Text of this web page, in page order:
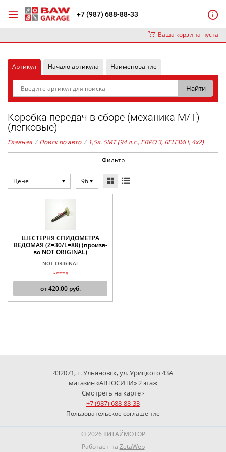
+7 (987) 688-88-33
Ваша корзина пуста
Артикул Начало артикула Наименование
Коробка передач в сборе (механика М/Т)
(легковые)
Главная / Поиск по авто / 1,5л. 5MT (94 л.с., ЕВРО 3, БЕНЗИН, 4x2)
Фильтр
Цене 96
ШЕСТЕРНЯ СПИДОМЕТРА
ВЕДОМАЯ (Z=30/L=88) (произв-
во NOT ORIGINAL)
NOT ORIGINAL
3***#
от420.00руб.
432071, г. Ульяновск, ул. Урицкого 43А
магазин «АВТОСИТИ» 2 этаж
Смотреть на карте ›
+7 (987) 688-88-33
Пользовательское соглашение
© 2026 КИТАЙМОТОР
Работает на ZetaWeb